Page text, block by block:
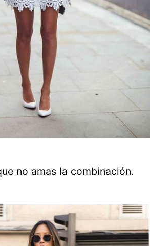
no amas la combinación.